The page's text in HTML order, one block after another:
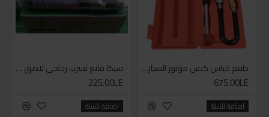
طقم قياس كبس موتور السياره 3 ق
675.00LE
اضافة للسلة
سيكا مانع تسرب زجاجي لاصق اسود 600 مل
225.00LE
اضافة للسلة